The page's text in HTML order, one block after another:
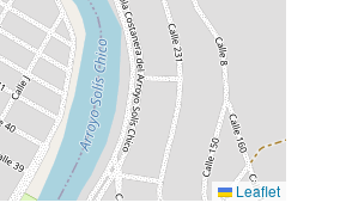
Leaflet